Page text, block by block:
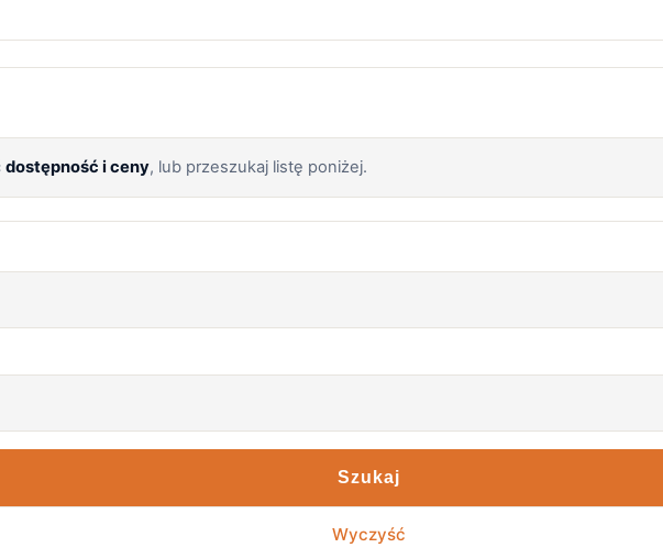
dostępność i ceny, lub przeszukaj listę poniżej.
Szukaj
Wyczyść